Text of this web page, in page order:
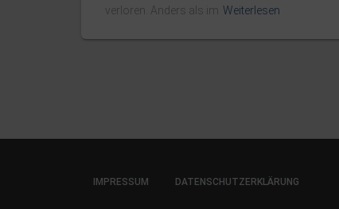
verloren. Anders als im Weiterlesen
IMPRESSUM DATENSCHUTZERKLÄRUNG